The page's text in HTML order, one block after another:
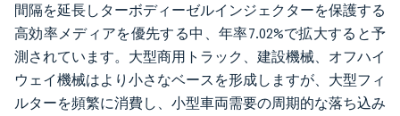
間隔を延長しターボディーゼルインジェクターを保護する
高効率メディアを優先する中、年率7.02%で拡大すると予
測されています。大型商用トラック、建設機械、オフハイ
ウェイ機械はより小さなベースを形成しますが、大型フィ
ルターを頻繁に消費し、小型車両需要の周期的な落ち込み